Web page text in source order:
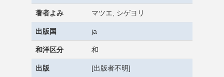
著者よみ マツエ, シゲヨリ
出版国 ja
和洋区分 和
出版 [出版者不明]